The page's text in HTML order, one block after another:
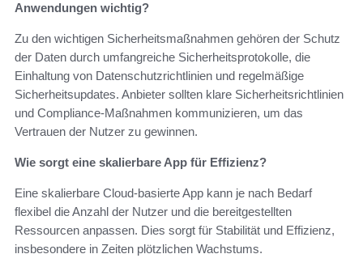
Anwendungen wichtig?
Zu den wichtigen Sicherheitsmaßnahmen gehören der Schutz
der Daten durch umfangreiche Sicherheitsprotokolle, die
Einhaltung von Datenschutzrichtlinien und regelmäßige
Sicherheitsupdates. Anbieter sollten klare Sicherheitsrichtlinien
und Compliance-Maßnahmen kommunizieren, um das
Vertrauen der Nutzer zu gewinnen.
Wie sorgt eine skalierbare App für Effizienz?
Eine skalierbare Cloud-basierte App kann je nach Bedarf
flexibel die Anzahl der Nutzer und die bereitgestellten
Ressourcen anpassen. Dies sorgt für Stabilität und Effizienz,
insbesondere in Zeiten plötzlichen Wachstums.